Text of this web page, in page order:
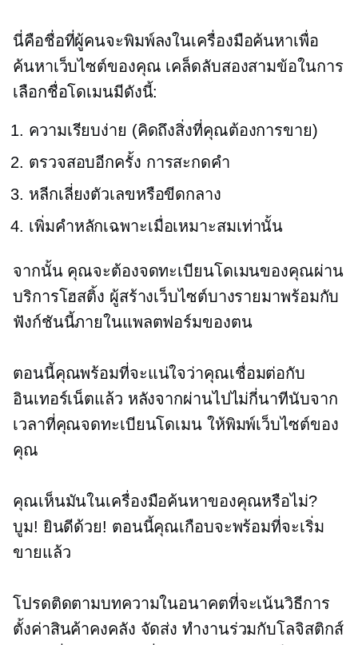
นี่คือชื่อที่ผู้คนจะพิมพ์ลงในเครื่องมือค้นหาเพื่อ
ค้นหาเว็บไซต์ของคุณ เคล็ดลับสองสามข้อในการ
เลือกชื่อโดเมนมีดังนี้:
ความเรียบง่าย (คิดถึงสิ่งที่คุณต้องการขาย)
ตรวจสอบอีกครั้ง การสะกดคำ
หลีกเลี่ยงตัวเลขหรือขีดกลาง
เพิ่มคำหลักเฉพาะเมื่อเหมาะสมเท่านั้น
จากนั้น คุณจะต้องจดทะเบียนโดเมนของคุณผ่าน
บริการโฮสติ้ง ผู้สร้างเว็บไซต์บางรายมาพร้อมกับ
ฟังก์ชันนี้ภายในแพลตฟอร์มของตน
ตอนนี้คุณพร้อมที่จะแน่ใจว่าคุณเชื่อมต่อกับ
อินเทอร์เน็ตแล้ว หลังจากผ่านไปไม่กี่นาทีนับจาก
เวลาที่คุณจดทะเบียนโดเมน ให้พิมพ์เว็บไซต์ของ
คุณ
คุณเห็นมันในเครื่องมือค้นหาของคุณหรือไม่?
บูม! ยินดีด้วย! ตอนนี้คุณเกือบจะพร้อมที่จะเริ่ม
ขายแล้ว
โปรดติดตามบทความในอนาคตที่จะเน้นวิธีการ
ตั้งค่าสินค้าคงคลัง จัดส่ง ทำงานร่วมกับโลจิสติกส์